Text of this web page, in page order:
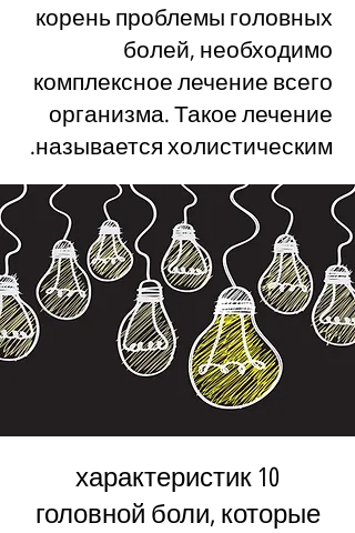
корень проблемы головных
болей, необходимо
комплексное лечение всего
организма. Такое лечение
называется холистическим.
10 характеристик
головной боли, которые